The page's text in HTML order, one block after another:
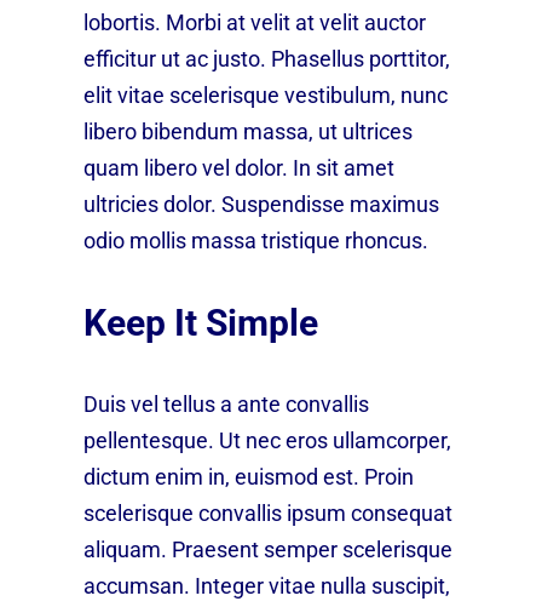
lobortis. Morbi at velit at velit auctor
efficitur ut ac justo. Phasellus porttitor,
elit vitae scelerisque vestibulum, nunc
libero bibendum massa, ut ultrices
quam libero vel dolor. In sit amet
ultricies dolor. Suspendisse maximus
odio mollis massa tristique rhoncus.
Keep It Simple
Duis vel tellus a ante convallis
pellentesque. Ut nec eros ullamcorper,
dictum enim in, euismod est. Proin
scelerisque convallis ipsum consequat
aliquam. Praesent semper scelerisque
accumsan. Integer vitae nulla suscipit,